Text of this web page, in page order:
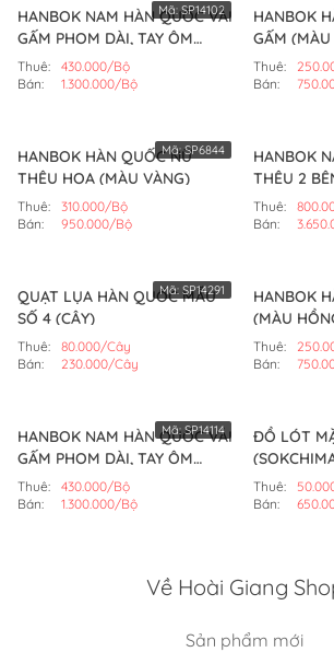
HANBOK NAM HÀN QUỐC VẢI
GẤM PHOM DÀI, TAY ÔM
(MÀU ĐỎ)
Thuê:
430.000/Bộ
Bán:
1.300.000/Bộ
Mã:SP14102
HANBOK
GẤM
Thuê:
Bán:
HANBOK HÀN QUỐC NỮ
THÊU HOA (MÀU VÀNG)
Thuê:
310.000/Bộ
Bán:
950.000/Bộ
Mã:SP6844
HANBOK
THÊU 2
Thuê:
Bán:
QUẠT LỤA HÀN QUỐC MẪU
SỐ 4 (CÂY)
Thuê:
80.000/Cây
Bán:
230.000/Cây
Mã: SP14291
HANBOK
(MÀU
Thuê:
Bán:
HANBOK NAM HÀN QUỐC VẢI
GẤM PHOM DÀI, TAY ÔM
(XANH ĐEN)
Thuê:
430.000/Bộ
Bán:
1.300.000/Bộ
Mã: SP14114
ĐỒ LÓT
Thuê:
Bán:
Về Hoài Giang
Sản phẩm mới